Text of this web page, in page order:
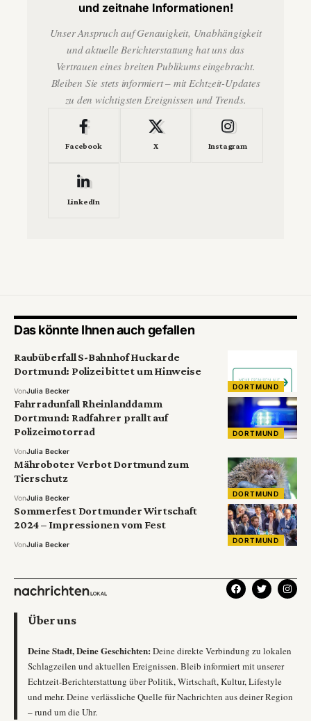
und zeitnahe Informationen!
Unser Anspruch auf Genauigkeit, Unabhängigkeit
und aktuelle Berichterstattung hat uns das
Vertrauen eines breiten Publikums eingebracht.
Bleiben Sie stets informiert – mit Echtzeit-Updates
zu den wichtigsten Ereignissen und Trends.
Facebook X Instagram
LinkedIn
Das könnte Ihnen auch gefallen
DORTMUND
Raubüberfall S-Bahnhof Huckarde
Dortmund: Polizei bittet um Hinweise
VonJulia Becker
DORTMUND
Fahrradunfall Rheinlanddamm
Dortmund: Radfahrer prallt auf
Polizeimotorrad
VonJulia Becker
DORTMUND
Mähroboter Verbot Dortmund zum
Tierschutz
VonJulia Becker
DORTMUND
Sommerfest Dortmunder Wirtschaft
2024 – Impressionen vom Fest
VonJulia Becker
Über uns
Deine Stadt, Deine Geschichten: Deine direkte Verbindung zu lokalen
Schlagzeilen und aktuellen Ereignissen. Bleib informiert mit unserer
Echtzeit-Berichterstattung über Politik, Wirtschaft, Kultur, Lifestyle
und mehr. Deine verlässliche Quelle für Nachrichten aus deiner Region
– rund um die Uhr.